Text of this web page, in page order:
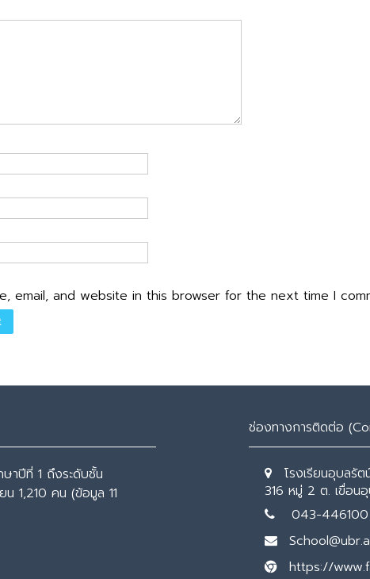
email, and website in this browser for the next time I
าปีที่ 1 ถึงระดับชั้น
1,210 คน (ข้อมูล 11
ช่องทางการติดต่อ
โรงเรียนอุบลรั
316 หมู่ 2 ต. เขื่อ
043-446100
https://